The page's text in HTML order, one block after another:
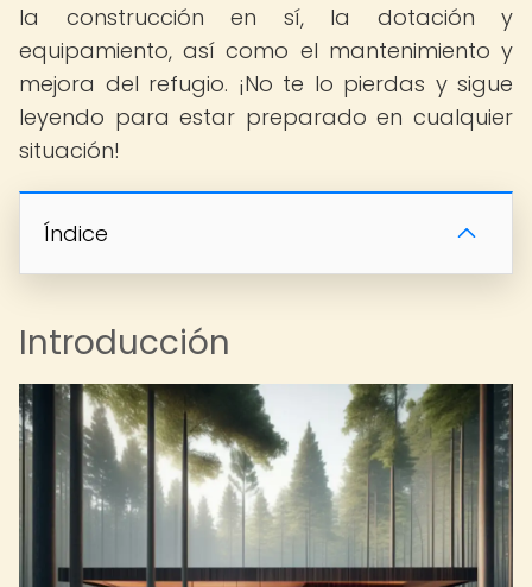
la construcción en sí, la dotación y
equipamiento, así como el mantenimiento y
mejora del refugio. ¡No te lo pierdas y sigue
leyendo para estar preparado en cualquier
situación!
Índice
Introducción